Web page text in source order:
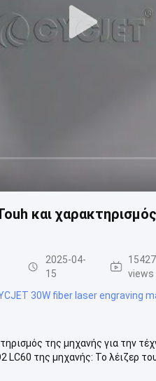
και
2025-04-
15
15427
views
30W fiber laser engraving
της μηχανής για την
της μηχανής: Το λέιζερ